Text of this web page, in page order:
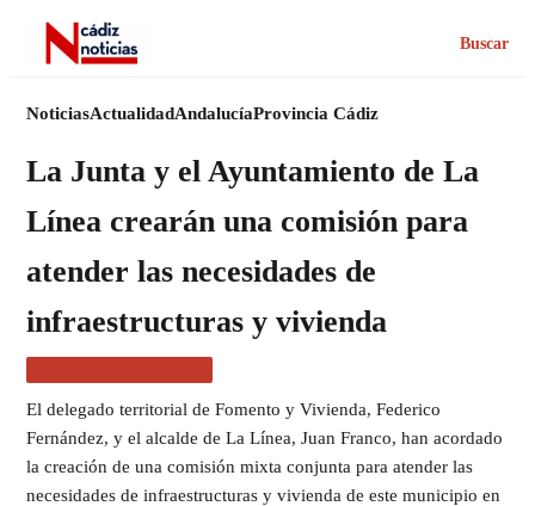
Buscar
NoticiasActualidadAndalucíaProvincia Cádiz
La Junta y el Ayuntamiento de La
Línea crearán una comisión para
atender las necesidades de
infraestructuras y vivienda
El delegado territorial de Fomento y Vivienda, Federico
Fernández, y el alcalde de La Línea, Juan Franco, han acordado
la creación de una comisión mixta conjunta para atender las
necesidades de infraestructuras y vivienda de este municipio en